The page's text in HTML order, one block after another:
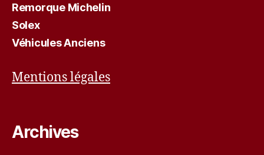
Remorque Michelin
Solex
Véhicules Anciens
Mentions légales
Archives